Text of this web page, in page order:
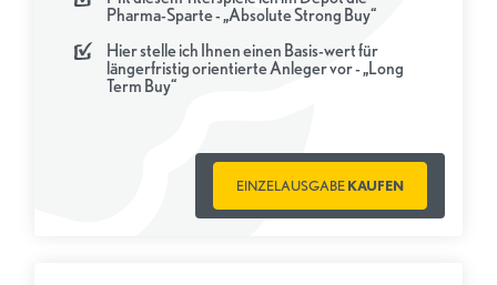
Pharma-Sparte - „Absolute Strong Buy“
Hier stelle ich Ihnen einen Basis-wert für
längerfristig orientierte Anleger vor - „Long
Term Buy“
EINZELAUSGABE KAUFEN